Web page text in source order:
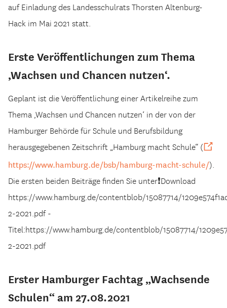
auf Einladung des Landesschulrats Thorsten Altenburg-
Hack im Mai 2021 statt.
Erste Veröffentlichungen zum Thema
‚Wachsen und Chancen nutzen‘.
Geplant ist die Veröffentlichung einer Artikelreihe zum
Thema ‚Wachsen und Chancen nutzen‘ in der von der
Hamburger Behörde für Schule und Berufsbildung
herausgegebenen Zeitschrift „Hamburg macht Schule“ (
https://www.hamburg.de/bsb/hamburg-macht-schule/).
Die ersten beiden Beiträge finden Sie unter❗Download
https://www.hamburg.de/contentblob/15087714/
2-2021.pdf -
Titel:https://www.hamburg.de/contentblob/15087714/
2-2021.pdf
Erster Hamburger Fachtag „Wachsende
Schulen“ am 27.08.2021